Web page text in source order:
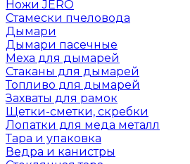
Ножи JERO
Стамески пчеловода
Дымари
Дымари пасечные
Меха для дымарей
Стаканы для дымарей
Топливо для дымарей
Захваты для рамок
Щетки-сметки, скребки
Лопатки для меда металл
Тара и упаковка
Ведра и канистры